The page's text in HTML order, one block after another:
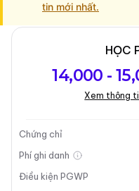
tin mới nhất.
chương trình
Cập nhật lần cuối vào
Tổng quan
Tổng Quan
HỌC
14,000 -
Xem thông
Chứng chỉ
Phí ghi danh
Điều kiện PGWP